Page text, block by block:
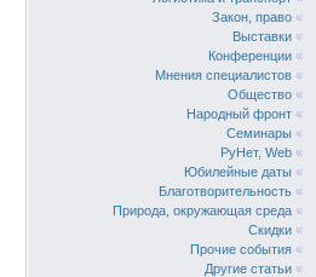
Закон, право «
Выставки «
Конференции «
Мнения специалистов «
Общество «
Народный фронт «
Семинары «
РуНет, Web «
Юбилейные даты «
Благотворительность «
Природа, окружающая среда «
Скидки «
Прочие события «
Другие статьи «